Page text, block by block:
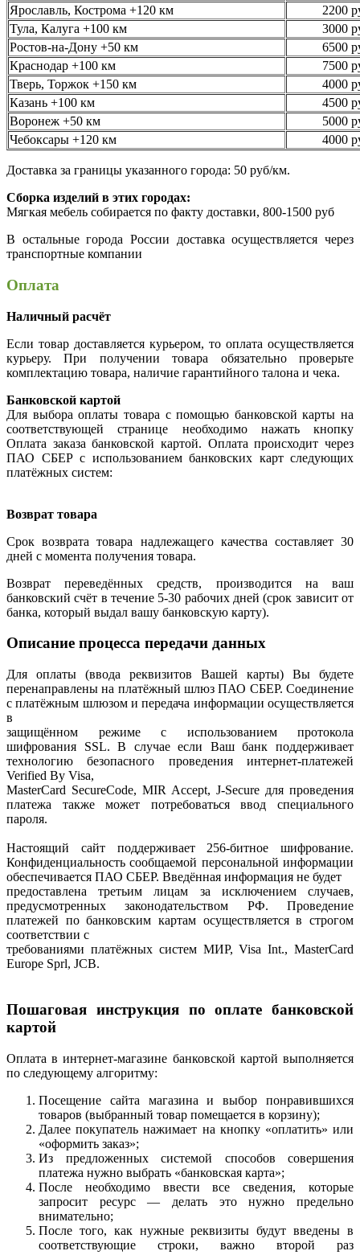
Ярославль, Кострома +120 км
2200
Тула, Калуга +100 км
3000
Ростов-на-Дону +50 км
6500
Краснодар +100 км
7500
Тверь, Торжок +150 км
4000
Казань +100 км
4500
Воронеж +50 км
5000
Чебоксары +120 км
4000
Доставка за границы указанного города: 50 руб/км.
Сборка изделий в этих городах:
Мягкая мебель собирается по факту доставки, 800-1500 руб
В остальные города России доставка осуществляется через
транспортные компании
Оплата
Наличный расчёт
Если товар доставляется курьером, то оплата осуществляется
курьеру. При получении товара обязательно проверьте
комплектацию товара, наличие гарантийного талона и чека.
Банковской картой
Для выбора оплаты товара с помощью банковской карты на
соответствующей странице необходимо нажать кнопку
Оплата заказа банковской картой. Оплата происходит через
ПАО СБЕР с использованием банковских карт следующих
платёжных систем:
Возврат товара
Срок возврата товара надлежащего качества составляет 30
дней с момента получения товара.
Возврат переведённых средств, производится на ваш
банковский счёт в течение 5-30 рабочих дней (срок зависит от
банка, который выдал вашу банковскую карту).
Описание процесса передачи данных
Для оплаты (ввода реквизитов Вашей карты) Вы будете
перенаправлены на платёжный шлюз ПАО СБЕР. Соединение
с платёжным шлюзом и передача информации осуществляется
в
защищённом режиме с использованием протокола
шифрования SSL. В случае если Ваш банк поддерживает
технологию безопасного проведения интернет-платежей
Verified By Visa,
MasterCard SecureCode, MIR Accept, J-Secure для проведения
платежа также может потребоваться ввод специального
пароля.
Настоящий сайт поддерживает 256-битное шифрование.
Конфиденциальность сообщаемой персональной информации
обеспечивается ПАО СБЕР. Введённая информация не будет
предоставлена третьим лицам за исключением случаев,
предусмотренных законодательством РФ. Проведение
платежей по банковским картам осуществляется в строгом
соответствии с
требованиями платёжных систем МИР, Visa Int., MasterCard
Europe Sprl, JCB.
Пошаговая инструкция по оплате банковской
картой
Оплата в интернет-магазине банковской картой выполняется
по следующему алгоритму:
Посещение сайта магазина и выбор понравившихся
товаров (выбранный товар помещается в корзину);
Далее покупатель нажимает на кнопку «оплатить» или
«оформить заказ»;
Из предложенных системой способов совершения
платежа нужно выбрать «банковская карта»;
После необходимо ввести все сведения, которые
запросит ресурс — делать это нужно предельно
внимательно;
После того, как нужные реквизиты будут введены в
соответствующие строки, важно второй раз